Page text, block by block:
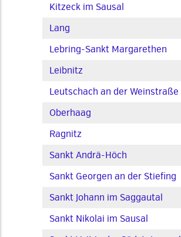
Kitzeck im Sausal
Lang
Lebring-Sankt Margarethen
Leibnitz
Leutschach an der Weinstraße
Oberhaag
Ragnitz
Sankt Andrä-Höch
Sankt Georgen an der Stiefing
Sankt Johann im Saggautal
Sankt Nikolai im Sausal